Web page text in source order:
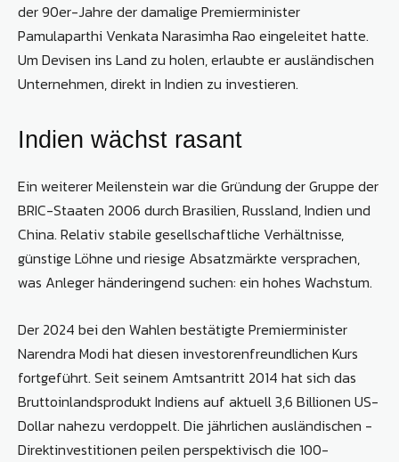
der 90er-Jahre der damalige Premierminister
Pamulaparthi Venkata Narasimha Rao eingeleitet hatte.
Um Devisen ins Land zu holen, erlaubte er ausländischen
Unternehmen, direkt in Indien zu investieren.
Indien wächst rasant
Ein weiterer Meilenstein war die Gründung der Gruppe der
BRIC-Staaten 2006 durch Brasilien, Russland, Indien und
China. Relativ stabile gesellschaftliche Verhältnisse,
günstige Löhne und riesige Absatzmärkte versprachen,
was Anleger händeringend suchen: ein hohes Wachstum.
Der 2024 bei den Wahlen bestätigte Premier­minister
Narendra Modi hat diesen investorenfreundlichen Kurs
fortgeführt. Seit seinem Amtsantritt 2014 hat sich das
Bruttoinlandsprodukt Indiens auf aktuell 3,6 Billionen US-
Dollar nahezu verdoppelt. Die jährlichen ausländischen ­
Direktinvestitionen peilen perspektivisch die 100-